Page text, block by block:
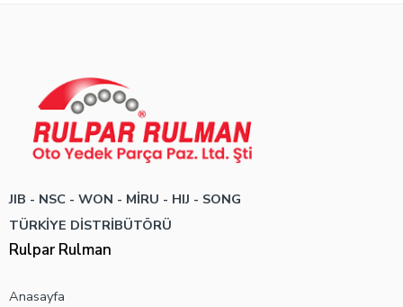
JIB - NSC - WON - MİRU - HIJ - SONG
TÜRKİYE DİSTRİBÜTÖRÜ
Rulpar Rulman
Anasayfa